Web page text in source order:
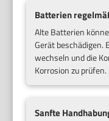
Batterien
Alte Batterien
Gerät beschädigen.
wechseln und die
Korrosion zu prüfen.
Sanfte